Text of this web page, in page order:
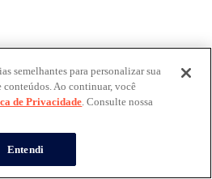
semelhantes para personalizar sua
Ao continuar, você
de Privacidade. Consulte nossa
Entendi